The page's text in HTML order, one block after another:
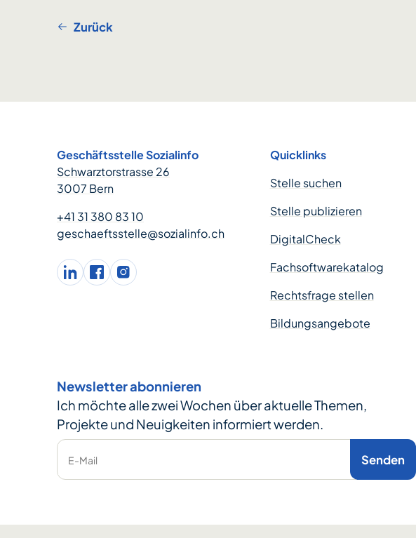
Zurück
Geschäftsstelle Sozialinfo
Schwarztorstrasse 26
3007 Bern
+41 31 380 83 10
geschaeftsstelle@sozialinfo.ch
LinkedInfacebookInstagram
Quicklinks
Stelle suchen
Stelle publizieren
DigitalCheck
Fachsoftwarekatalog
Rechtsfrage stellen
Bildungsangebote
Newsletter abonnieren
Ich möchte alle zwei Wochen über aktuelle Themen,
Projekte und Neuigkeiten informiert werden.
E-Mail Senden